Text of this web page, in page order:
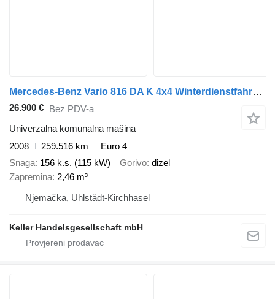
Mercedes-Benz Vario 816 DA K 4x4 Winterdienstfahrzeug mit Streuer und Schneepf
26.900 € Bez PDV-a
Univerzalna komunalna mašina
2008
259.516 km
Euro 4
Snaga 156 k.s. (115 kW) Gorivo dizel
Zapremina 2,46 m³
Njemačka, Uhlstädt-Kirchhasel
Keller Handelsgesellschaft mbH